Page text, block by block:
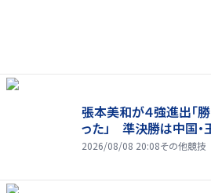
張本美和が４強進出「
った」 準決勝は中国・
2026/08/08 20:08その他競技